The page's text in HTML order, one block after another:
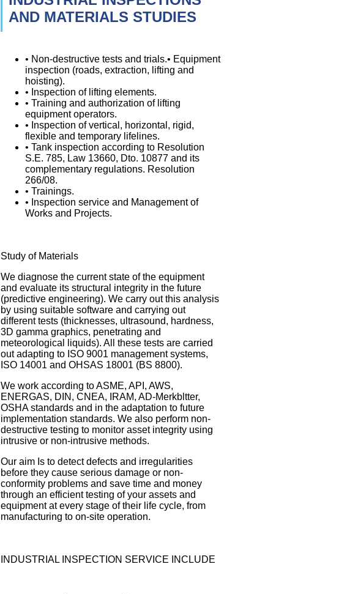
AND MATERIALS STUDIES
• Non-destructive tests and trials.• Equipment
inspection (roads, extraction, lifting and
hoisting).
• Inspection of lifting elements.
• Training and authorization of lifting
equipment operators.
• Inspection of vertical, horizontal, rigid,
flexible and temporary lifelines.
• Tank inspection according to Resolution
S.E. 785, Law 13660, Dto. 10877 and its
complementary regulations. Resolution
266/08.
• Trainings.
• Inspection service and Management of
Works and Projects.
Study of Materials
We diagnose the current state of the equipment
and evaluate its structural integrity in the future
(predictive engineering). We carry out this analysis
by using suitable software and carrying out
different tests (thicknesses, ultrasound, hardness,
3D gamma graphics, penetrating and
meteorological liquids). All these tests are carried
out adapting to ISO 9001 management systems,
ISO 14001 and OHSAS 18001 (BS 8800).
We work according to ASME, API, AWS,
ENERGAS, DIN, CNEA, IRAM, AD-Merkbltter,
OSHA standards and in the adaptation to future
implementation standards. We also perform non-
destructive testing to monitor asset integrity using
intrusive or non-intrusive methods.
Our aim Is to detect defects and irregularities
before they cause serious damage or non-
conformity problems and save time and money
through an efficient testing of your assets and
equipment at every stage of their life cycle, from
manufacturing to on-site operation.
INDUSTRIAL INSPECTION SERVICE INCLUDE